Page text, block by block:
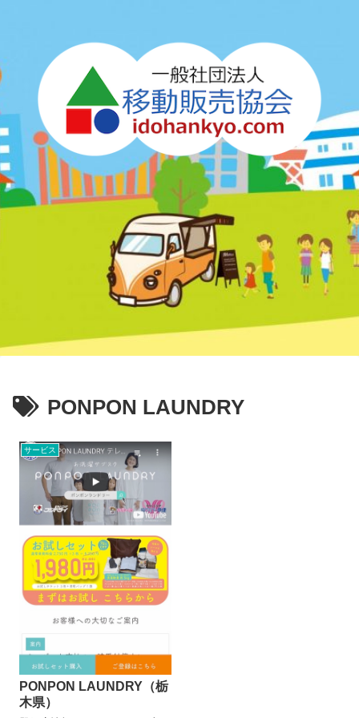
PONPON LAUNDRY
サービス
PONPON LAUNDRY（栃
木県）